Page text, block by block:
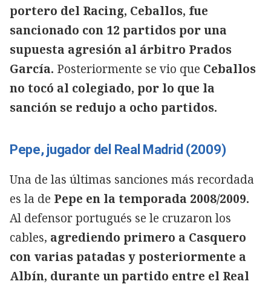
portero del Racing, Ceballos, fue
sancionado con 12 partidos por una
supuesta agresión al árbitro Prados
García. Posteriormente se vio que Ceballos
no tocó al colegiado, por lo que la
sanción se redujo a ocho partidos.
Pepe, jugador del Real Madrid (2009)
Una de las últimas sanciones más recordada
es la de Pepe en la temporada 2008/2009.
Al defensor portugués se le cruzaron los
cables, agrediendo primero a Casquero
con varias patadas y posteriormente a
Albín, durante un partido entre el Real